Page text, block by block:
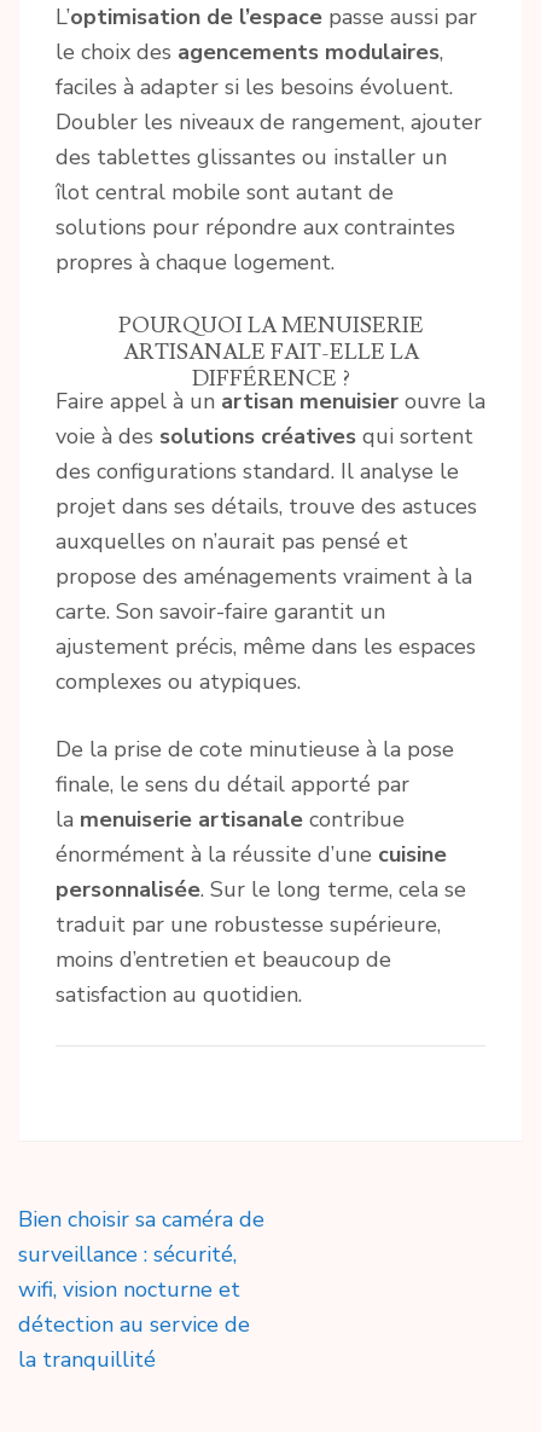
L’optimisation de l’espace passe aussi par
le choix des agencements modulaires,
faciles à adapter si les besoins évoluent.
Doubler les niveaux de rangement, ajouter
des tablettes glissantes ou installer un
îlot central mobile sont autant de
solutions pour répondre aux contraintes
propres à chaque logement.
POURQUOI LA MENUISERIE
ARTISANALE FAIT-ELLE LA
DIFFÉRENCE ?
Faire appel à un artisan menuisier ouvre la
voie à des solutions créatives qui sortent
des configurations standard. Il analyse le
projet dans ses détails, trouve des astuces
auxquelles on n’aurait pas pensé et
propose des aménagements vraiment à la
carte. Son savoir-faire garantit un
ajustement précis, même dans les espaces
complexes ou atypiques.
De la prise de cote minutieuse à la pose
finale, le sens du détail apporté par
la menuiserie artisanale contribue
énormément à la réussite d’une cuisine
personnalisée. Sur le long terme, cela se
traduit par une robustesse supérieure,
moins d’entretien et beaucoup de
satisfaction au quotidien.
Navigation
de
l’article
Bien choisir sa caméra de
surveillance : sécurité,
wifi, vision nocturne et
détection au service de
la tranquillité